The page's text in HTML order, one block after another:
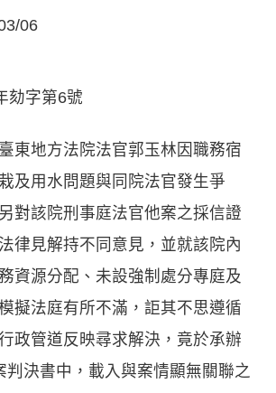
06
劾字第6號
東地方法院法官郭玉林因職務宿
及用水問題與同院法官發生爭
對該院刑事庭法官他案之採信證
律見解持不同意見，並就該院內
資源分配、未設強制處分專庭及
擬法庭有所不滿，詎其不思遵循
政管道反映尋求解決，竟於承辦
判決書中，載入與案情顯無關聯之